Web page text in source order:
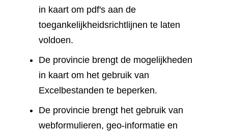
in kaart om pdf's aan de
toegankelijkheidsrichtlijnen te laten
voldoen.
De provincie brengt de mogelijkheden
in kaart om het gebruik van
Excelbestanden te beperken.
De provincie brengt het gebruik van
webformulieren, geo-informatie en